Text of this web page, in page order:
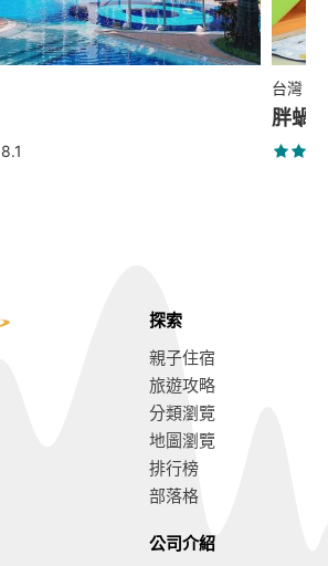
8.1
台灣 ·
胖蝸
探索
親子住宿
旅遊攻略
分類瀏覽
地圖瀏覽
排行榜
部落格
公司介紹